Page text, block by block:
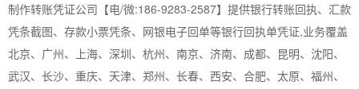
制作转账凭证公司【电/微:186-9283-2587】提供银行转账回执、汇款
凭条截图、存款小票凭条、网银电子回单等银行回执单凭证,业务覆盖
北京、广州、上海、深圳、杭州、南京、济南、成都、昆明、沈阳、
武汉、长沙、重庆、天津、郑州、长春、西安、合肥、太原、福州、